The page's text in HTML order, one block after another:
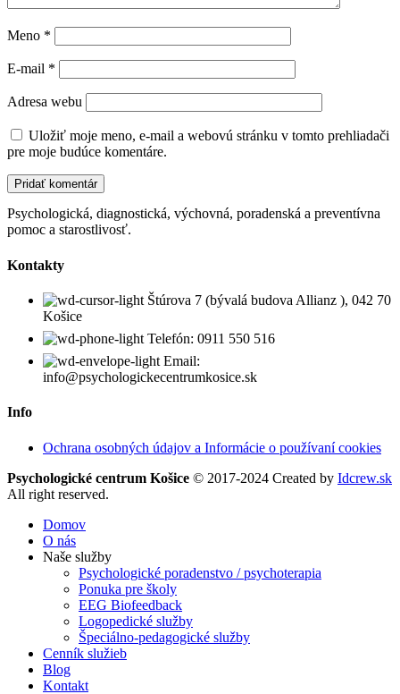
Meno *
E-mail *
Adresa webu
Uložiť moje meno, e-mail a webovú stránku v tomto prehliadači
pre moje budúce komentáre.
Psychologická, diagnostická, výchovná, poradenská a preventívna
pomoc a starostlivosť.
Kontakty
Štúrova 7 (bývalá budova Allianz ), 042 70
Košice
Telefón: 0911 550 516
Email:
info@psychologickecentrumkosice.sk
Info
Ochrana osobných údajov a Informácie o používaní cookies
Psychologické centrum Košice © 2017-2024 Created by Idcrew.sk
All right reserved.
Domov
O nás
Naše služby
Psychologické poradenstvo / psychoterapia
Ponuka pre školy
EEG Biofeedback
Logopedické služby
Špeciálno-pedagogické služby
Cenník služieb
Blog
Kontakt